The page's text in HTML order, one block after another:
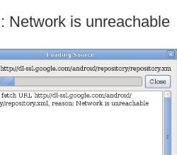
Network is unreachable